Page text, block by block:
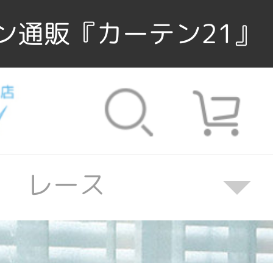
販『カーテン21』
レース
ス